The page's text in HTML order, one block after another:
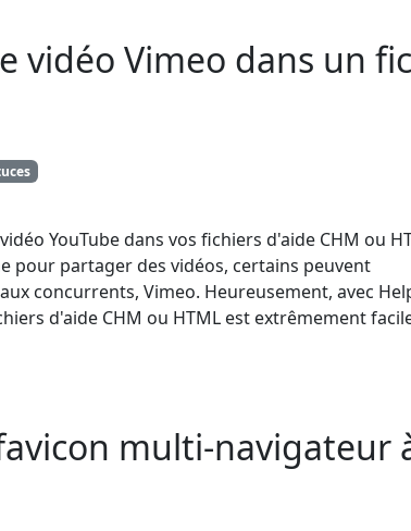
Vimeo dans un
YouTube dans vos fichiers d'aide CHM ou
pour partager des vidéos, certains peuvent
concurrents, Vimeo. Heureusement, avec
d'aide CHM ou HTML est extrêmement
multi-navigateur